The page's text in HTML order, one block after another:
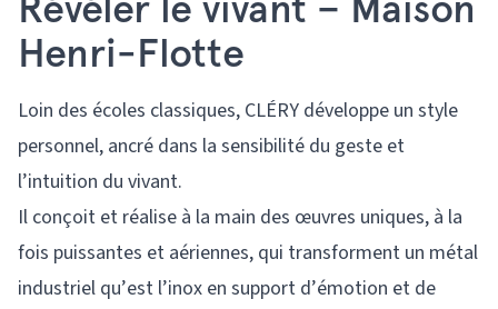
Henri-Flotte
Loin des écoles classiques, CLÉRY développe un style
personnel, ancré dans la sensibilité du geste et
l’intuition du vivant.
Il conçoit et réalise à la main des œuvres uniques, à la
fois puissantes et aériennes, qui transforment un métal
industriel qu’est l’inox en support d’émotion et de